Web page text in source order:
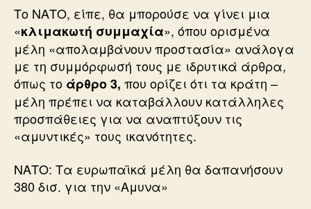
Το ΝΑΤΟ, είπε, θα μπορούσε να γίνει μια
«κλιμακωτή συμμαχία», όπου ορισμένα
μέλη «απολαμβάνουν προστασία» ανάλογα
με τη συμμόρφωσή τους με ιδρυτικά άρθρα,
όπως το άρθρο 3, που ορίζει ότι τα κράτη –
μέλη πρέπει να καταβάλλουν κατάλληλες
προσπάθειες για να αναπτύξουν τις
«αμυντικές» τους ικανότητες.
ΝΑΤΟ: Τα ευρωπαϊκά μέλη θα δαπανήσουν
380 δισ. για την «Αμυνα»